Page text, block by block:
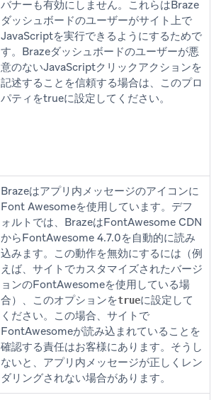
バナーも有効にしません。これらはBraze
ダッシュボードのユーザーがサイト上で
JavaScriptを実行できるようにするためで
す。Brazeダッシュボードのユーザーが悪
意のないJavaScriptクリックアクションを
記述することを信頼する場合は、このプロ
パティをtrueに設定してください。
Brazeはアプリ内メッセージのアイコンに
Font Awesomeを使用しています。デフ
ォルトでは、BrazeはFontAwesome CDN
からFontAwesome 4.7.0を自動的に読み
込みます。この動作を無効にするには（例
えば、サイトでカスタマイズされたバージ
ョンのFontAwesomeを使用している場
合）、このオプションをtrueに設定して
ください。この場合、サイトで
FontAwesomeが読み込まれていることを
確認する責任はお客様にあります。そうし
ないと、アプリ内メッセージが正しくレン
ダリングされない場合があります。